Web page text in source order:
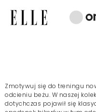
Zmotywuj się do treningu
odcieniu beżu. W naszej
dotychczas pojawił się